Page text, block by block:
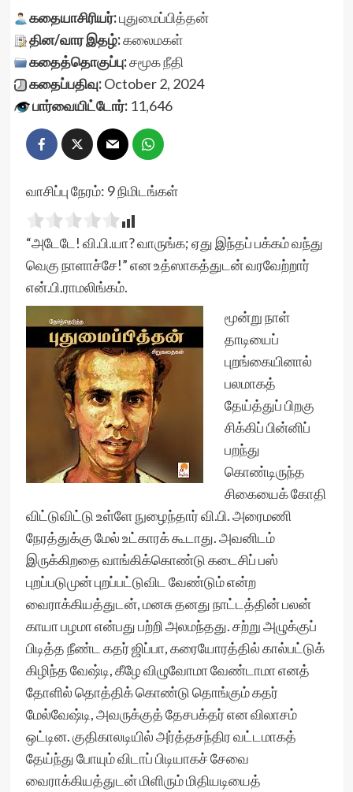
கதையாசிரியர்:புதுமைப்பித்தன்
தின/வார இதழ்:கலைமகள்
கதைத்தொகுப்பு:சமூக நீதி
கதைப்பதிவு:October 2, 2024
பார்வையிட்டோர்:11,646
வாசிப்பு நேரம்: 9நிமிடங்கள்
“அடேடே! வி.பி.யா? வாருங்க; ஏது இந்தப் பக்கம் வந்து
வெகு நாளாச்சே!” என உத்ஸாகத்துடன் வரவேற்றார்
என்.பி.ராமலிங்கம்.
மூன்று நாள்
தாடியைப்
புறங்கையினால்
பலமாகத்
தேய்த்துப் பிறகு
சிக்கிப் பின்னிப்
பறந்து
கொண்டிருந்த
சிகையைக் கோதி
விட்டுவிட்டு உள்ளே நுழைந்தார் வி.பி. அரைமணி
நேரத்துக்கு மேல் உட்காரக் கூடாது. அவனிடம்
இருக்கிறதை வாங்கிக்கொண்டு கடைசிப் பஸ்
புறப்படுமுன் புறப்பட்டுவிட வேண்டும் என்ற
வைராக்கியத்துடன், மனசு தனது நாட்டத்தின் பலன்
காயா பழமா என்பது பற்றி அலமந்தது. சற்று அழுக்குப்
பிடித்த நீண்ட கதர் ஜிப்பா, கரையோரத்தில் கால்பட்டுக்
கிழிந்த வேஷ்டி, கீழே விழுவோமா வேண்டாமா எனத்
தோளில் தொத்திக் கொண்டு தொங்கும் கதர்
மேல்வேஷ்டி, அவருக்குத் தேசபக்தர் என விலாசம்
ஒட்டின. குதிகாலடியில் அர்த்தசந்திர வட்டமாகத்
தேய்ந்து போயும் விடாப் பிடியாகச் சேவை
வைராக்கியத்துடன் மிளிரும் மிதியடியைத்